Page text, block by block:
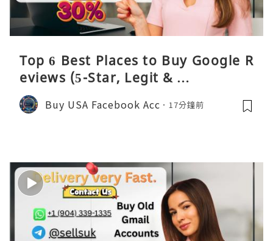
Top 6 Best Places to Buy Google R
eviews (5-Star, Legit & …
Buy USA Facebook Acc 17分鐘前